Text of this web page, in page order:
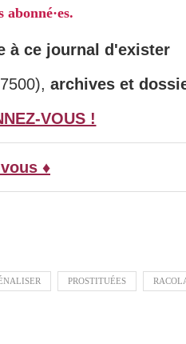
à ce journal d'exister
archives et
VOUS !
♦
PROSTITUÉES